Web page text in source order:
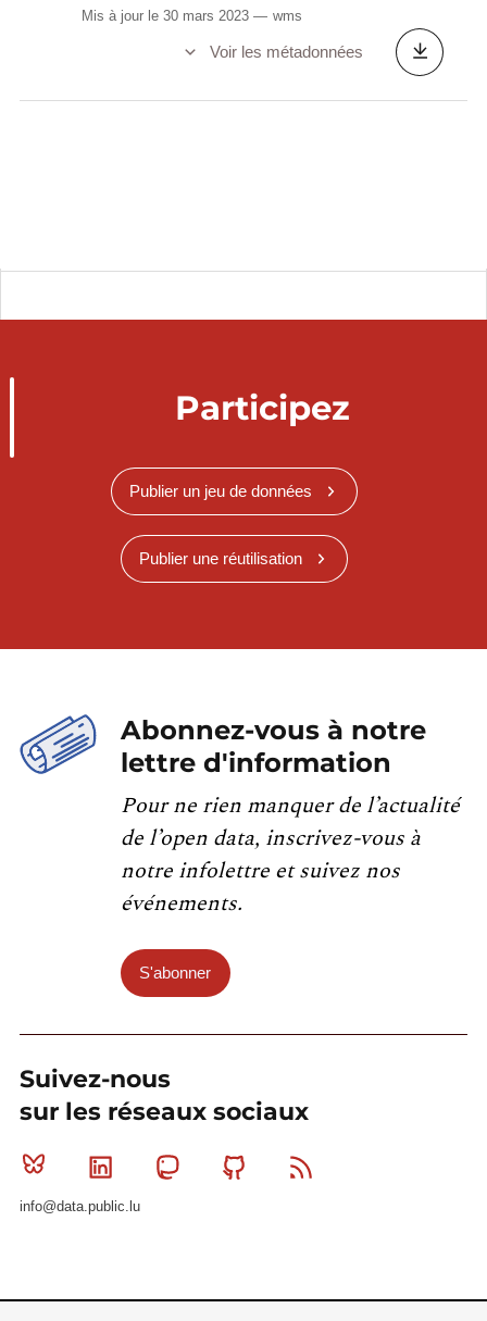
Mis à jour le 30 mars 2023 wms
Voir les métadonnées
Participez
Publier un jeu de données
Publier une réutilisation
Abonnez-vous à notre
lettre d'information
Pour ne rien manquer de l’actualité
de l’open data, inscrivez-vous à
notre infolettre et suivez nos
événements.
S'abonner
Suivez-nous
sur les réseaux sociaux
Bluesky Linkedin MastodonGithub
info@data.public.lu